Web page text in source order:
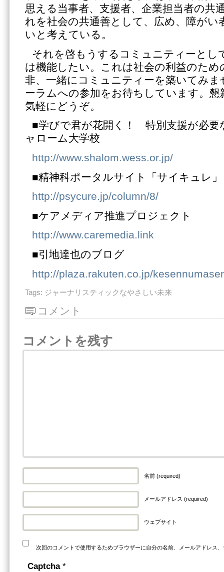
思える当事者、支援者、企業担当者の共
れを社会の共通善として、広め、障がい
いと考えている。
それを啓もうするコミュニティーとし
は機能したい。これは社会の利益のため
非、一緒にコミュニティーを築いてみ
ーラムへの参加をお待ちしています。
気軽にどうぞ。
■学びで君が花開く！ 特別支援が必要
ャローム大学校
http://www.shalom.wess.or.jp/
■精神科ポータルサイト「サイキュレ
http://psycure.jp/column/8/
■ケアメディア推進プロジェクト
http://www.caremedia.link
■引地達也のブログ
http://plaza.rakuten.co.jp/
Tags: ジャーナリスティックなやさしい未来
コメント
コメントを残す
名前 (required)
メールアドレス (required)
ウェブサイト
次回のコメントで使用するためブラウザーに自分の名前、メールアドレス
Captcha *